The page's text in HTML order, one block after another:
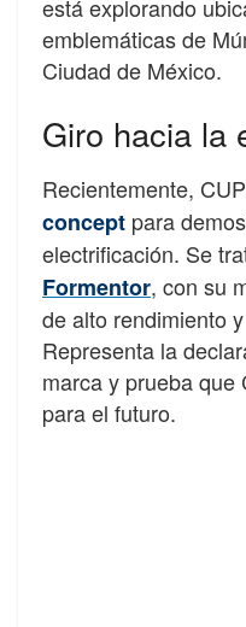
está explorando
emblemáticas de
Ciudad de México.
Giro hacia la
Recientemente,
concept para
electrificación. Se
Formentor, con su
de alto rendimiento
Representa la
marca y prueba que
para el futuro.